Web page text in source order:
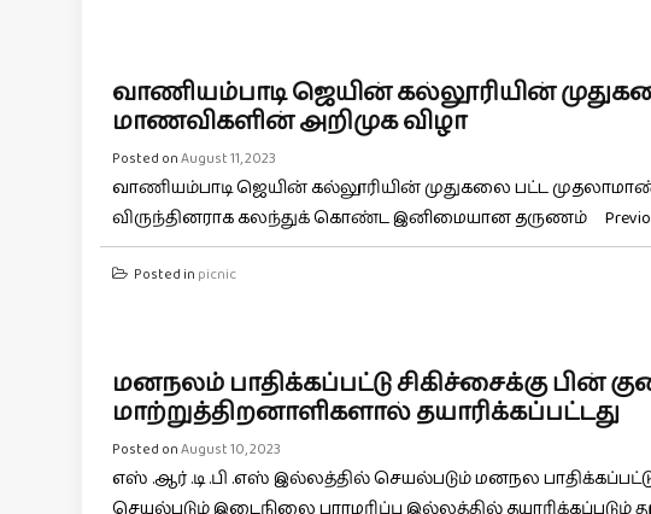
வாணியம்பாடி ஜெயின் கல்லூரியின்
மாணவிகளின் அறிமுக விழா
Posted onAugust 11, 2023
வாணியம்பாடி ஜெயின் கல்லூரியின் முதுகலை பட்ட
விருந்தினராக கலந்துக் கொண்ட இனிமையான தருணம்
Posted in picnic
மனநலம் பாதிக்கப்பட்டு சிகிச்சைக்கு பின்
மாற்றுத்திறனாளிகளால் தயாரிக்கப்பட்டது
Posted onAugust 10, 2023
எஸ் .ஆர் .டி .பி .எஸ் இல்லத்தில் செயல்படும் மனநல